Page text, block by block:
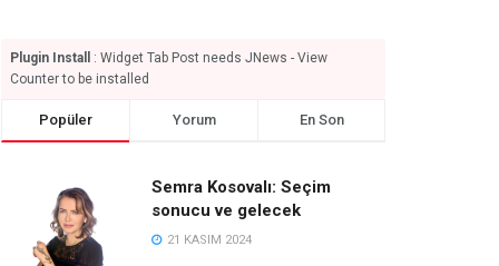
Plugin Install
: Widget Tab Post needs JNews - View
Counter to be installed
Popüler Yorum En Son
Semra Kosovalı: Seçim
sonucu ve gelecek
21 KASIM 2024